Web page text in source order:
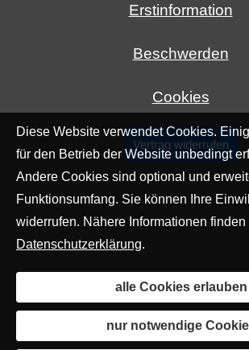
Erstinformation
Beschwerden
Cookies
Vertrag widerrufen
Diese Website verwendet Cookies.
für den Betrieb der Website unbedingt
Andere Cookies sind optional und
Funktionsumfang. Sie können Ihre
widerrufen. Nähere Informationen
Datenschutzerklärung.
alle Cookies erlauben
nur notwendige